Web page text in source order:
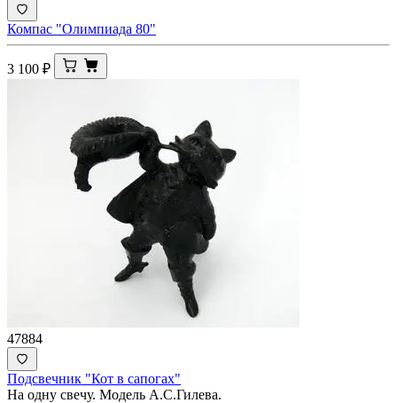
Компас "Олимпиада 80"
3 100 ₽
47884
Подсвечник "Кот в сапогах"
На одну свечу. Модель А.С.Гилева.